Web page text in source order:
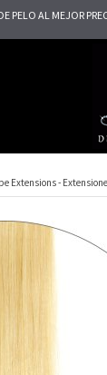
PELO AL MEJOR
Extensions -